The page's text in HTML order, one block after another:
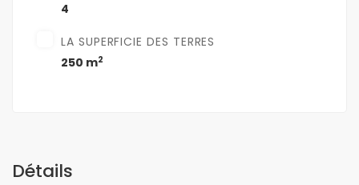
4
LA SUPERFICIE DES TERRES
250 m2
Détails